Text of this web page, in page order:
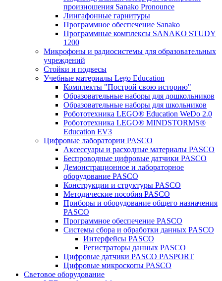
произношения Sanako Pronounce
Лингафонные гарнитуры
Программное обеспечение Sanako
Программные комплексы SANAKO STUDY
1200
Микрофоны и радиосистемы для образовательных
учреждений
Стойки и подвесы
Учебные материалы Lego Education
Комплекты "Построй свою историю"
Образовательные наборы для дошкольников
Образовательные наборы для школьников
Робототехника LEGO® Education WeDo 2.0
Робототехника LEGO® MINDSTORMS®
Education EV3
Цифровые лаборатории PASCO
Аксессуары и расходные материалы PASCO
Беспроводные цифровые датчики PASCO
Демонстрационное и лабораторное
оборудование PASCO
Конструкции и структуры PASCO
Методические пособия PASCO
Приборы и оборудование общего назначения
PASCO
Программное обеспечение PASCO
Системы сбора и обработки данных PASCO
Интерфейсы PASCO
Регистраторы данных PASCO
Цифровые датчики PASCO PASPORT
Цифровые микроскопы PASCO
Световое оборудование